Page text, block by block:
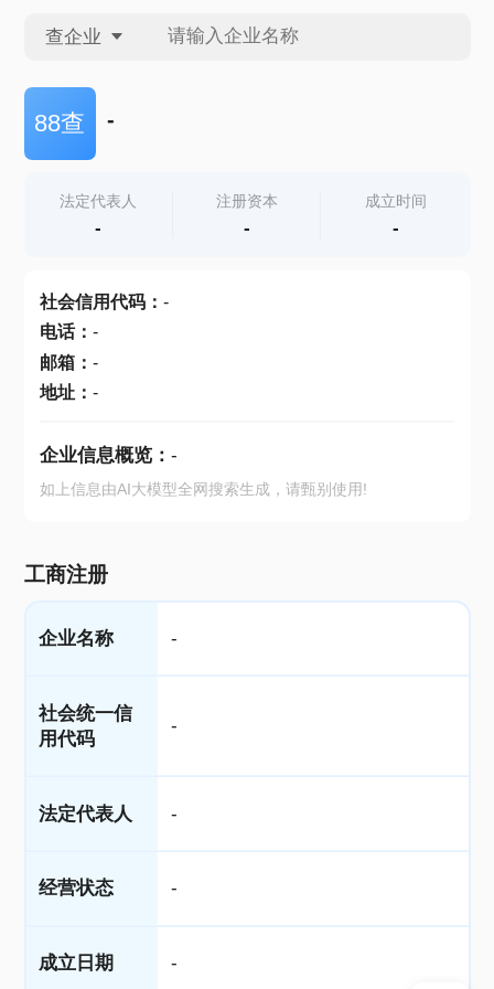
查企业
查企业
查产地
88查 -
法定代表人
-
注册资本
-
成立时间
-
社会信用代码： -
电话： -
邮箱： -
地址： -
企业信息概览： -
如上信息由AI大模型全网搜索生成，请甄别使用!
工商注册
企业名称 -
社会统一信
用代码
-
法定代表人 -
经营状态 -
成立日期 -